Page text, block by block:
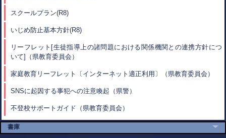
スクールプラン(R8)
いじめ防止基本方針(R8)
リーフレット[生徒指導上の諸問題における関係機関との連携方針につ
いて]（県教育委員会）
家庭教育リーフレット〔インターネット適正利用〕（県教育委員会）
SNSに起因する事犯への注意喚起（県警）
不登校サポートガイド（県教育委員会）
書庫